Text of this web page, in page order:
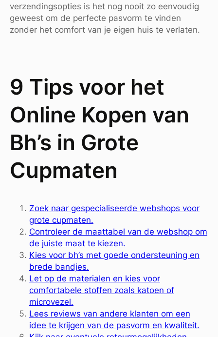
verzendingsopties is het nog nooit zo eenvoudig
geweest om de perfecte pasvorm te vinden
zonder het comfort van je eigen huis te verlaten.
9 Tips voor het
Online Kopen van
Bh’s in Grote
Cupmaten
Zoek naar gespecialiseerde webshops voor
grote cupmaten.
Controleer de maattabel van de webshop om
de juiste maat te kiezen.
Kies voor bh’s met goede ondersteuning en
brede bandjes.
Let op de materialen en kies voor
comfortabele stoffen zoals katoen of
microvezel.
Lees reviews van andere klanten om een
idee te krijgen van de pasvorm en kwaliteit.